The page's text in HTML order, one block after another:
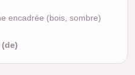
encadrée (bois, sombre)